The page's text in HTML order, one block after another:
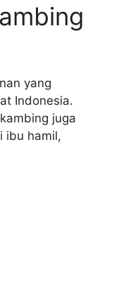
yang
Indonesia.
juga
ibu hamil,